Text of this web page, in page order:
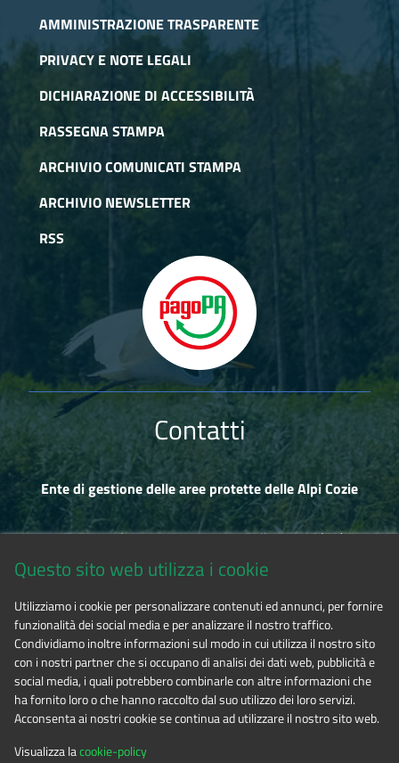
AMMINISTRAZIONE TRASPARENTE
PRIVACY E NOTE LEGALI
DICHIARAZIONE DI ACCESSIBILITÀ
RASSEGNA STAMPA
ARCHIVIO COMUNICATI STAMPA
ARCHIVIO NEWSLETTER
RSS
Contatti
Ente di gestione delle aree protette delle Alpi Cozie
Via Fransuà Fontan, 1 - 10050 Salbertrand (TO)
Tel. 0122.854720
E-mailalpicozie@cert.ruparpiemonte.it
Questo sito web utilizza i cookie
Utilizziamo i cookie per personalizzare contenuti ed annunci, per fornire
funzionalità dei social media e per analizzare il nostro traffico.
Condividiamo inoltre informazioni sul modo in cui utilizza il nostro sito
con i nostri partner che si occupano di analisi dei dati web, pubblicità e
social media, i quali potrebbero combinarle con altre informazioni che
ha fornito loro o che hanno raccolto dal suo utilizzo dei loro servizi.
Acconsenta ai nostri cookie se continua ad utilizzare il nostro sito web.
Visualizza lacookie-policy